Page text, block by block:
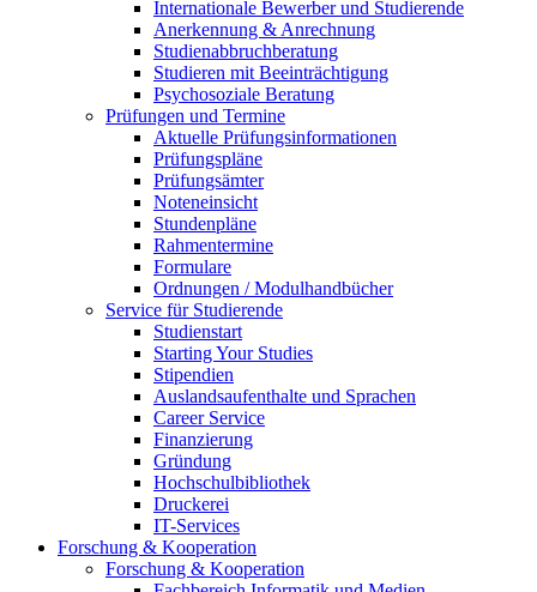
Internationale Bewerber und Studierende
Anerkennung & Anrechnung
Studienabbruchberatung
Studieren mit Beeinträchtigung
Psychosoziale Beratung
Prüfungen und Termine
Aktuelle Prüfungsinformationen
Prüfungspläne
Prüfungsämter
Noteneinsicht
Stundenpläne
Rahmentermine
Formulare
Ordnungen / Modulhandbücher
Service für Studierende
Studienstart
Starting Your Studies
Stipendien
Auslandsaufenthalte und Sprachen
Career Service
Finanzierung
Gründung
Hochschulbibliothek
Druckerei
IT-Services
Forschung & Kooperation
Forschung & Kooperation